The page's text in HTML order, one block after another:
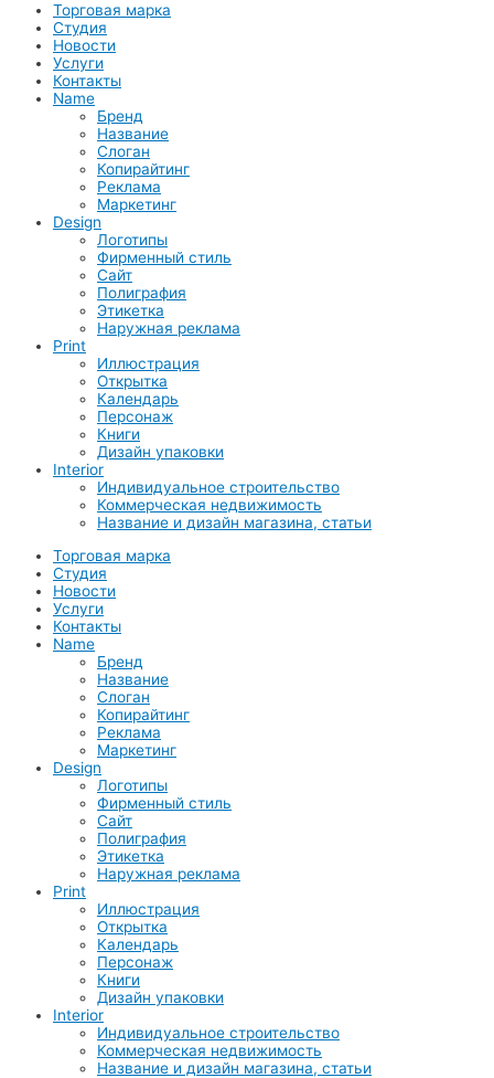
Торговая марка
Студия
Новости
Услуги
Контакты
Name
Бренд
Название
Слоган
Копирайтинг
Реклама
Маркетинг
Design
Логотипы
Фирменный стиль
Сайт
Полиграфия
Этикетка
Наружная реклама
Print
Иллюстрация
Открытка
Календарь
Персонаж
Книги
Дизайн упаковки
Interior
Индивидуальное строительство
Коммерческая недвижимость
Название и дизайн магазина, статьи
Торговая марка
Студия
Новости
Услуги
Контакты
Name
Бренд
Название
Слоган
Копирайтинг
Реклама
Маркетинг
Design
Логотипы
Фирменный стиль
Сайт
Полиграфия
Этикетка
Наружная реклама
Print
Иллюстрация
Открытка
Календарь
Персонаж
Книги
Дизайн упаковки
Interior
Индивидуальное строительство
Коммерческая недвижимость
Название и дизайн магазина, статьи